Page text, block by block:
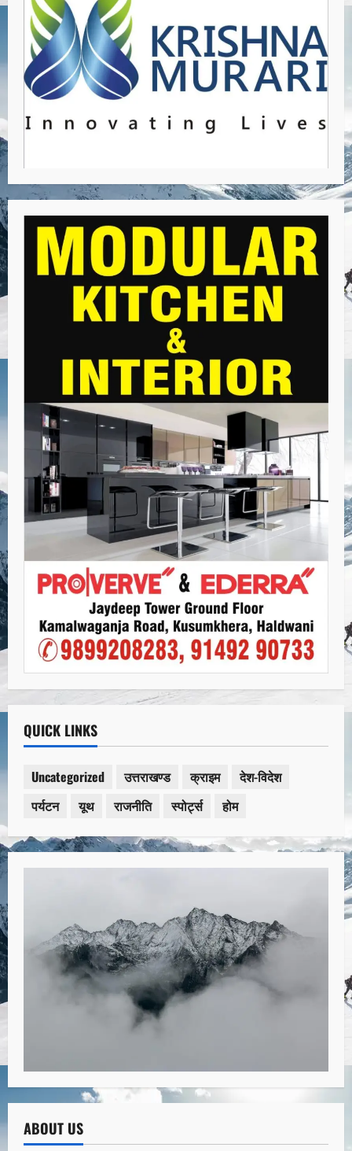
QUICK LINKS
Uncategorized उत्तराखण्ड क्राइम
देश-विदेश
पर्यटन
यूथ राजनीति स्पोर्ट्स होम
ABOUT US